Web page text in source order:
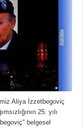
Aliya İzzetbegoviç
25. yılı
belgesel